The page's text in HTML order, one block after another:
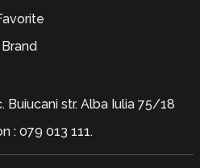
Brand
Buiucani str. Alba Iulia 75/18
: 079 013 111.